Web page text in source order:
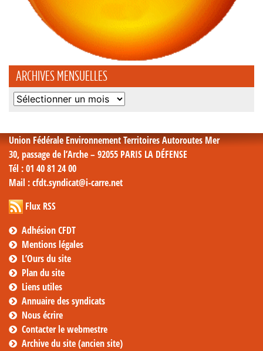
ARCHIVES MENSUELLES
Archives
Union Fédérale Environnement Territoires Autoroutes Mer
30, passage de l’Arche – 92055 PARIS LA DÉFENSE
Tél : 01 40 81 24 00
Mail : cfdt.syndicat@i-carre.net
Flux RSS
Adhésion CFDT
Mentions légales
L’Ours du site
Plan du site
Liens utiles
Annuaire des syndicats
Nous écrire
Contacter le webmestre
Archive du site (ancien site)